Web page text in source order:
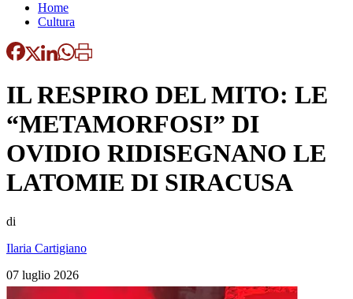
Home
Cultura
IL RESPIRO DEL MITO: LE
“METAMORFOSI” DI
OVIDIO RIDISEGNANO LE
LATOMIE DI SIRACUSA
di
Ilaria Cartigiano
07 luglio 2026